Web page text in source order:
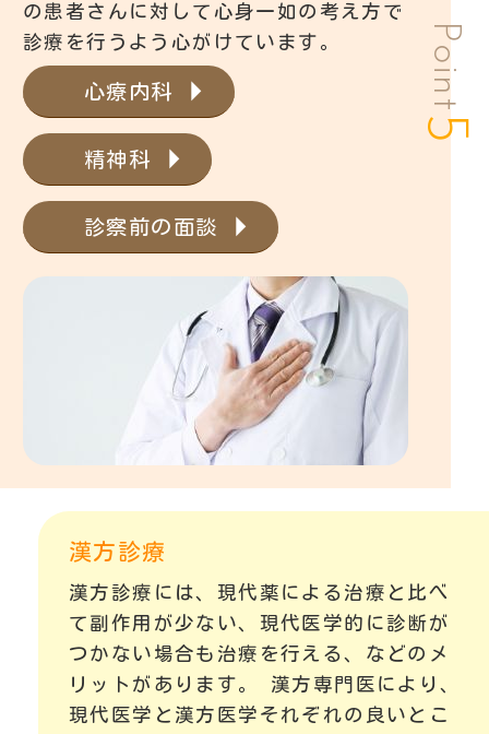
Point
5
の患者さんに対して心身一如の考え方で
診療を行うよう心がけています。
心療内科
精神科
診察前の面談
漢方診療
漢方診療には、現代薬による治療と比べ
て副作用が少ない、現代医学的に診断が
つかない場合も治療を行える、などのメ
リットがあります。 漢方専門医により、
現代医学と漢方医学それぞれの良いとこ